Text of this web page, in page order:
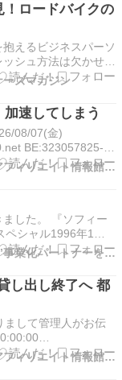
！ロードバイクの
えるビジネスパーソ
シュ方法は欠かせま
が、ロードバイクで
ティとして取り入れ
換に大いに役立ちま
思っても、どのロー
ズマガジン
速してしまう
08/07(金)
BE:323057825-
初心者向け副業アフィリエイト情報館 InfoShop
した。 『ソフィー
シャル1996年1月
イン・ゴルデル 訳：
演出：斎明寺以玖子
木瑞穂 津嘉山正種
ねずみ、今井和…
“ドリームゲーム”事業化パートナーを求む
し出し終了へ 都
まして管理人がお伝
初心者向け副業アフィリエイト情報館 InfoShop